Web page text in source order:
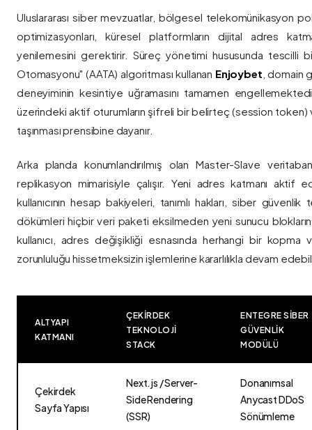
Uluslararası siber mevzuatlar, bölgesel telekomünikasyon
optimizasyonları, küresel platformların dijital adres
yenilemesini gerektirir. Süreç yönetimi hususunda tescilli
Otomasyonu" (AATA) algoritması kullanan Enjoybet , domain
deneyiminin kesintiye uğramasını tamamen
üzerindeki aktif oturumların şifreli bir belirteç (session token)
taşınması prensibine dayanır.
Arka planda konumlandırılmış olan Master-Slave
replikasyon mimarisiyle çalışır. Yeni adres katmanı aktif
kullanıcının hesap bakiyeleri, tanımlı hakları, siber
dökümleri hiçbir veri paketi eksilmeden yeni sunucu
kullanıcı, adres değişikliği esnasında herhangi bir
zorunluluğu hissetmeksizin işlemlerine kararlılıkla devam
ALTYAPI
KATMANI
ÇEKIRDEK
TEKNOLOJI
STACK
ENTEGRE SIBER
GÜVENLIK
MODÜLÜ
Çekirdek
Sayfa Yapısı
Next.js / Server-
Side Rendering
(SSR)
Donanımsal
Anycast DDoS
Sönümleme